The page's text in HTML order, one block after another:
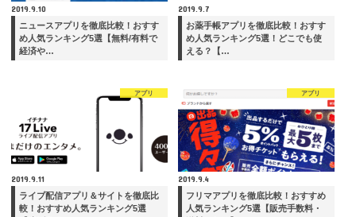
2019.9.10
ニュースアプリを徹底比較！おすす
め人気ランキング5選【無料/有料で
経済や…
2019.9.7
お薬手帳アプリを徹底比較！おすす
め人気ランキング5選！どこでも使
える？【…
アプリ
2019.9.11
ライブ配信アプリ＆サイトを徹底比
較！おすすめ人気ランキング5選
アプリ
2019.9.4
フリマアプリを徹底比較！おすすめ
人気ランキング5選【販売手数料・